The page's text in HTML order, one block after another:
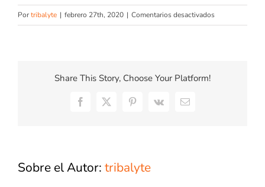
Portribalyte | febrero 27th, 2020 | Comentarios desactivadosen
¿Cómo
Share This Story, Choose Your Platform!
Facebook
X Pinterest
Vk
Correo
Sobre el Autor: tribalyte